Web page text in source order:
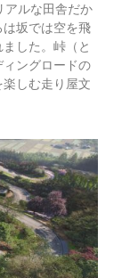
アルな田舎だか
坂では空を飛
した。峠（と
ングロードの
しむ走り屋文